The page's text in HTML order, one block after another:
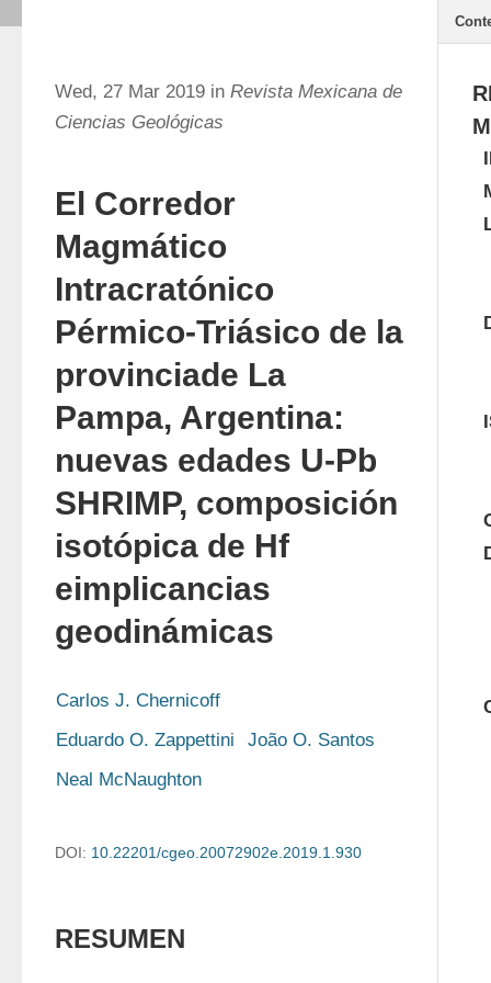
Wed, 27 Mar 2019 in Revista Mexicana de
Ciencias Geológicas
El Corredor
Magmático
Intracratónico
Pérmico-Triásico de la
provinciade La
Pampa, Argentina:
nuevas edades U-Pb
SHRIMP, composición
isotópica de Hf
eimplicancias
geodinámicas
Carlos J. Chernicoff
Eduardo O. Zappettini
João O. Santos
Neal McNaughton
DOI: 10.22201/cgeo.20072902e.2019.1.930
RESUMEN